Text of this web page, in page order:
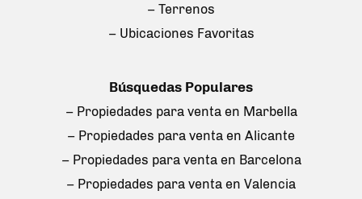
– Terrenos
– Ubicaciones Favoritas
Búsquedas Populares
– Propiedades para venta en Marbella
– Propiedades para venta en Alicante
– Propiedades para venta en Barcelona
– Propiedades para venta en Valencia